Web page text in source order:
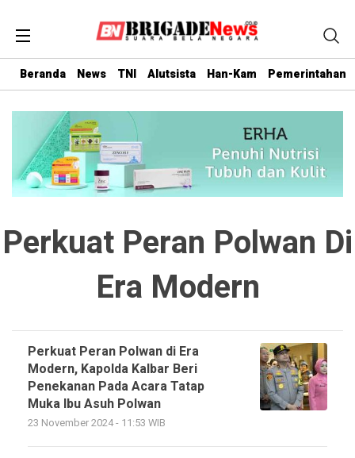
Beranda News TNI Alutsista Han-Kam Pemerintahan
Perkuat Peran Polwan Di
Era Modern
Perkuat Peran Polwan di Era
Modern, Kapolda Kalbar Beri
Penekanan Pada Acara Tatap
Muka Ibu Asuh Polwan
23 November 2024 - 11:53 WIB